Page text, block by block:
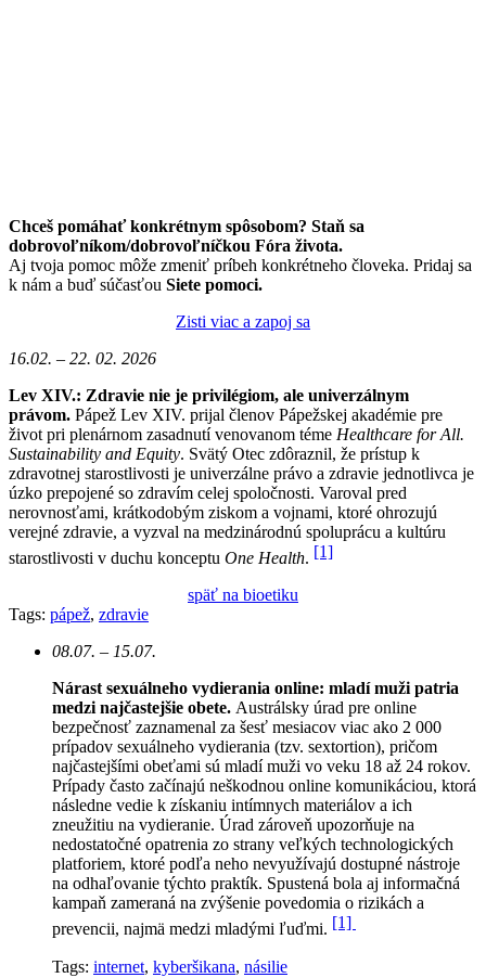
Chceš pomáhať konkrétnym spôsobom? Staň sa
dobrovoľníkom/dobrovoľníčkou Fóra života.
Aj tvoja pomoc môže zmeniť príbeh konkrétneho človeka. Pridaj sa
k nám a buď súčasťou Siete pomoci.
Zisti viac a zapoj sa
16.02. – 22. 02. 2026
Lev XIV.: Zdravie nie je privilégiom, ale univerzálnym
právom. Pápež Lev XIV. prijal členov Pápežskej akadémie pre
život pri plenárnom zasadnutí venovanom téme Healthcare for All.
Sustainability and Equity. Svätý Otec zdôraznil, že prístup k
zdravotnej starostlivosti je univerzálne právo a zdravie jednotlivca je
úzko prepojené so zdravím celej spoločnosti. Varoval pred
nerovnosťami, krátkodobým ziskom a vojnami, ktoré ohrozujú
verejné zdravie, a vyzval na medzinárodnú spoluprácu a kultúru
starostlivosti v duchu konceptu One Health. [1]
späť na bioetiku
Tags: pápež, zdravie
08.07. – 15.07.
Nárast sexuálneho vydierania online: mladí muži patria
medzi najčastejšie obete. Austrálsky úrad pre online
bezpečnosť zaznamenal za šesť mesiacov viac ako 2 000
prípadov sexuálneho vydierania (tzv. sextortion), pričom
najčastejšími obeťami sú mladí muži vo veku 18 až 24 rokov.
Prípady často začínajú neškodnou online komunikáciou, ktorá
následne vedie k získaniu intímnych materiálov a ich
zneužitiu na vydieranie. Úrad zároveň upozorňuje na
nedostatočné opatrenia zo strany veľkých technologických
platforiem, ktoré podľa neho nevyužívajú dostupné nástroje
na odhaľovanie týchto praktík. Spustená bola aj informačná
kampaň zameraná na zvýšenie povedomia o rizikách a
prevencii, najmä medzi mladými ľuďmi. [1]
Tags: internet, kyberšikana, násilie